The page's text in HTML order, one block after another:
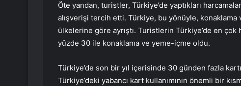
Öte yandan, turistler, Türkiye’de yaptıkları
alışverişi tercih etti. Türkiye, bu yönüyle,
ülkelerine göre ayrıştı. Turistlerin Türkiye’de en
yüzde 30 ile konaklama ve yeme-içme oldu.
Türkiye’de son bir yıl içerisinde 30 günden fazla
Türkiye’deki yabancı kart kullanımının önemli bir